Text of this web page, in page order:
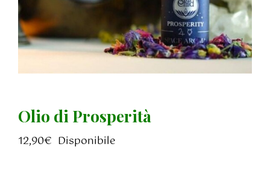
Olio di Prosperità
12,90€ Disponibile